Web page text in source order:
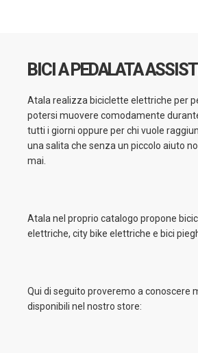
BICI A PEDALATA
Atala realizza biciclette elettriche per
potersi muovere comodamente
tutti i giorni oppure per chi vuole
una salita che senza un piccolo aiuto
mai.
Atala nel proprio catalogo propone
elettriche, city bike elettriche e bici
Qui di seguito proveremo a conoscere
disponibili nel nostro store: